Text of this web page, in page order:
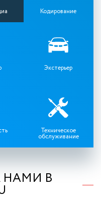
Кодирование
Экстерьер
Техническое
обслуживание
НАМИ В